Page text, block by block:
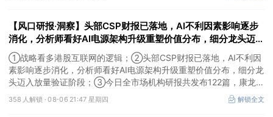
【风口研报·洞察】头部CSP财报已落地，AI不利因素影响逐步
消化，分析师看好AI电源架构升级重塑价值分布，细分龙头迈入
放量验证阶段；战略看多港股互联网的逻辑
①战略看多港股互联网的逻辑；②头部CSP财报已落地，AI不利因
素影响逐步消化，分析师看好AI电源架构升级重塑价值分布，细分龙
头迈入放量验证阶段；③今日全市场机构研报共发布122篇，康龙化
成、江淮汽车评级得到上调，9家公司获得首度覆盖，其中乔锋智能
获新财富分析师深度覆盖；④在个股机构关注度排行中，华峰化学
358 人解锁 ·08-06 21:47 星期四 解锁全文